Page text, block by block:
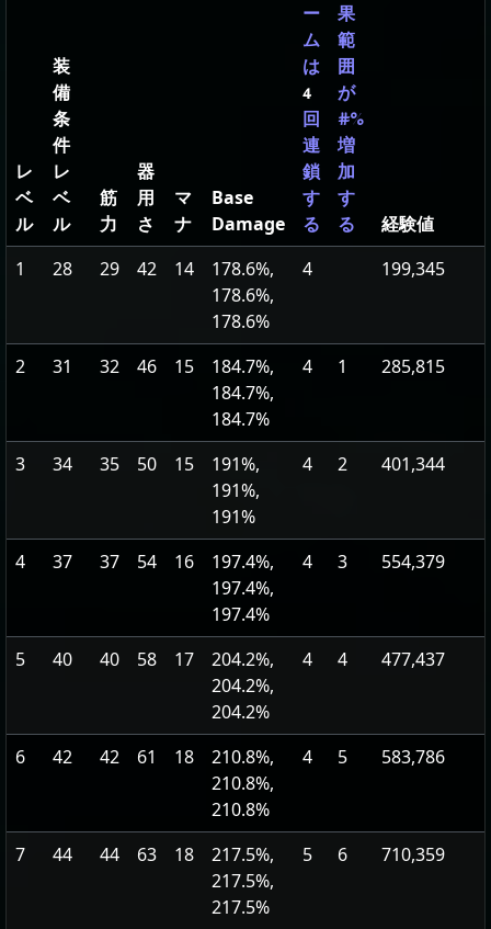
レ
ベ
ル
装
備
条
件
レ
ベ
ル
筋
力
器
用
さ
マ
ナ
Base
Damage
ー
ム
は
4
回
連
鎖
す
る
果
範
囲
が
#%
増
加
す
る
経験値
1
28 29 42 14
178.6%,
178.6%,
178.6%
4 199,345
2 31 32 46 15
184.7%,
184.7%,
184.7%
4 1 285,815
3 34 35 50 15
191%,
191%,
191%
4 2 401,344
4 37 37 54 16
197.4%,
197.4%,
197.4%
4 3 554,379
5 40 40 58 17
204.2%,
204.2%,
204.2%
4 4 477,437
6 42 42 61 18
210.8%,
210.8%,
210.8%
4 5 583,786
7 44 44 63 18
217.5%,
217.5%,
217.5%
5 6 710,359